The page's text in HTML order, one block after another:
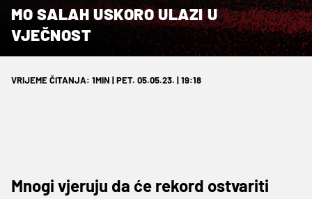
MO SALAH USKORO ULAZI U
VJEČNOST
VRIJEME ČITANJA: 1MIN | PET. 05.05.23. | 19:18
Mnogi vjeruju da će rekord ostvariti